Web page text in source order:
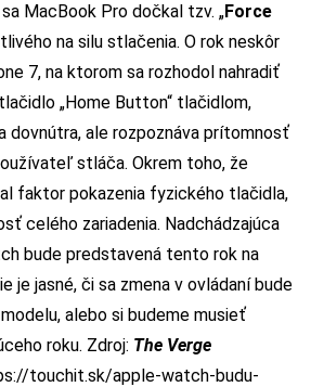
MacBook Pro dočkal tzv. „Force
na silu stlačenia. O rok neskôr
7, na ktorom sa rozhodol nahradiť
„Home Button“ tlačidlom,
dovnútra, ale rozpoznáva prítomnosť
stláča. Okrem toho, že
faktor pokazenia fyzického tlačidla,
celého zariadenia. Nadchádzajúca
bude predstavená tento rok na
je jasné, či sa zmena v ovládaní bude
alebo si budeme musieť
roku. Zdroj: The Verge
touchit.sk/apple-watch-budu-